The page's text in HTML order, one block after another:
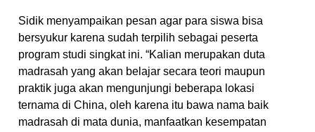
Sidik menyampaikan pesan agar para siswa bisa
bersyukur karena sudah terpilih sebagai peserta
program studi singkat ini. “Kalian merupakan duta
madrasah yang akan belajar secara teori maupun
praktik juga akan mengunjungi beberapa lokasi
ternama di China, oleh karena itu bawa nama baik
madrasah di mata dunia, manfaatkan kesempatan